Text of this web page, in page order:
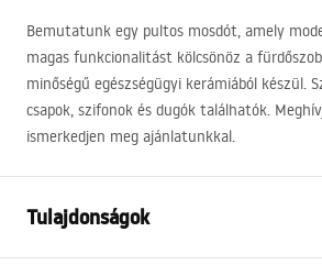
Bemutatunk egy pultos mosdót, amely
magas funkcionalitást kölcsönöz a
minőségű egészségügyi kerámiából készül.
csapok, szifonok és dugók találhatók.
ismerkedjen meg ajánlatunkkal.
Tulajdonságok